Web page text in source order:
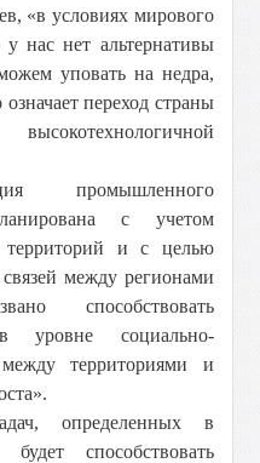
«в условиях мирового
нас нет альтернативы
уповать на недра,
переход страны
промышленного
с учетом
территорий и с целью
между регионами
способствовать
уровне социально-
между территориями и
определенных в
способствовать